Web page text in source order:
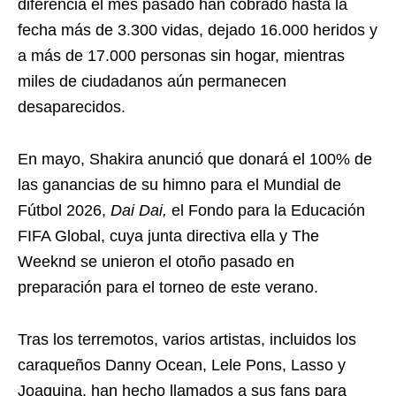
diferencia el mes pasado han cobrado hasta la
fecha más de 3.300 vidas, dejado 16.000 heridos y
a más de 17.000 personas sin hogar, mientras
miles de ciudadanos aún permanecen
desaparecidos.
En mayo, Shakira anunció que donará el 100% de
las ganancias de su himno para el Mundial de
Fútbol 2026, Dai Dai, el Fondo para la Educación
FIFA Global, cuya junta directiva ella y The
Weeknd se unieron el otoño pasado en
preparación para el torneo de este verano.
Tras los terremotos, varios artistas, incluidos los
caraqueños Danny Ocean, Lele Pons, Lasso y
Joaquina, han hecho llamados a sus fans para